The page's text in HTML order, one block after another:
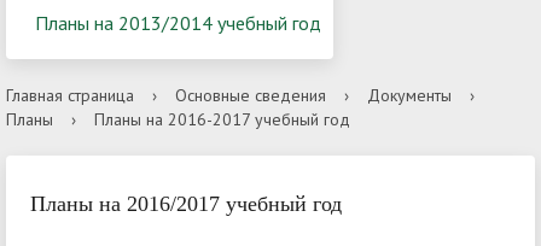
Планы на 2013/2014 учебный год
Главная страница › Основные сведения › Документы
›
Планы
› Планы на 2016-2017 учебный год
Планы на 2016/2017 учебный год